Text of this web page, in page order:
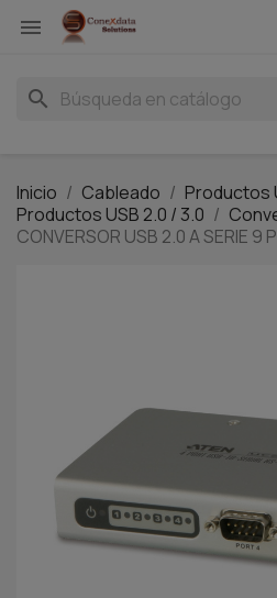

search
Inicio Cableado
Productos
Productos USB 2.0 / 3.0
CONVERSOR USB 2.0 A SERIE 9